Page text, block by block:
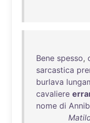
Bene spesso,
sarcastica
burlava
cavaliere
nome di